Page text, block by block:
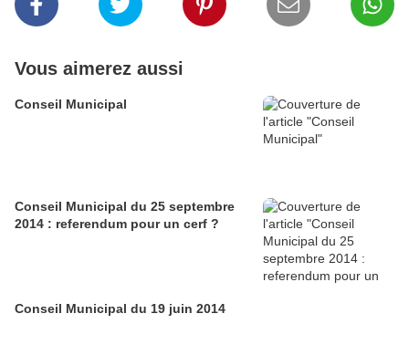
Vous aimerez aussi
Conseil Municipal
Conseil Municipal du 25 septembre
2014 : referendum pour un cerf ?
Conseil Municipal du 19 juin 2014